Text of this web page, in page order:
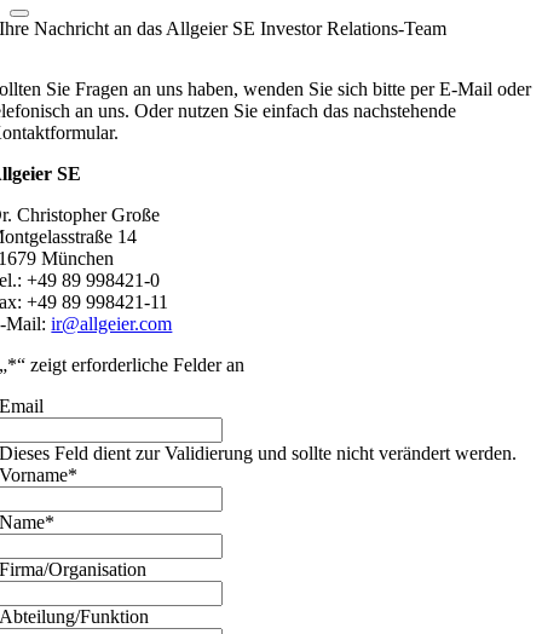
Ihre Nachricht an das Allgeier SE Investor Relations-Team
Sie Fragen an uns haben, wenden Sie sich bitte per E-Mail oder
an uns. Oder nutzen Sie einfach das nachstehende
SE
Christopher Große
14
München
+49 89 998421-0
+49 89 998421-11
Mail:ir@allgeier.com
„*“ zeigt erforderliche Felder an
Email
Dieses Feld dient zur Validierung und sollte nicht verändert werden.
Vorname*
Name*
Firma/Organisation
Abteilung/Funktion